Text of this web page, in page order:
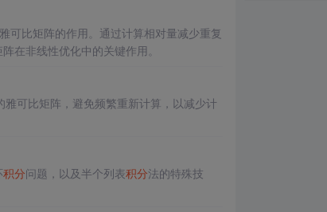
可比矩阵的作用。通过计算相对量减少重复
在非线性优化中的关键作用。
雅可比矩阵，避免频繁重新计算，以减少计
积分问题，以及半个列表积分法的特殊技